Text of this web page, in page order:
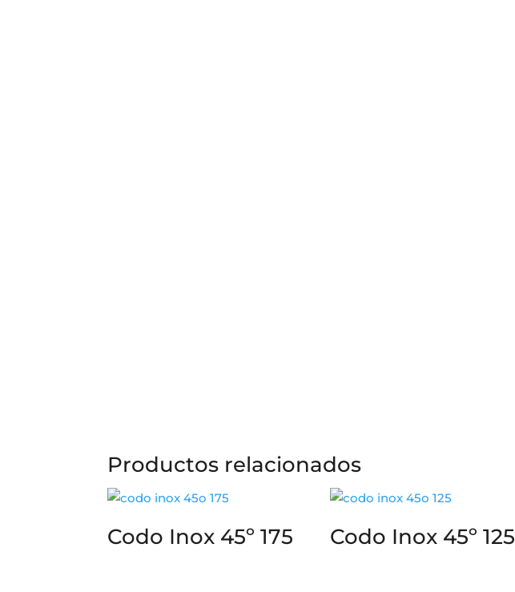
Productos relacionados
Codo Inox 45º 175 Codo Inox 45º 125